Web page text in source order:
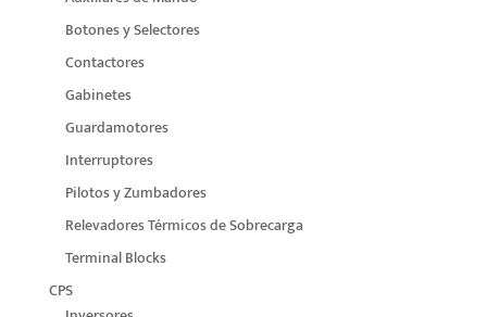
Botones y Selectores
Contactores
Gabinetes
Guardamotores
Interruptores
Pilotos y Zumbadores
Relevadores Térmicos de Sobrecarga
Terminal Blocks
CPS